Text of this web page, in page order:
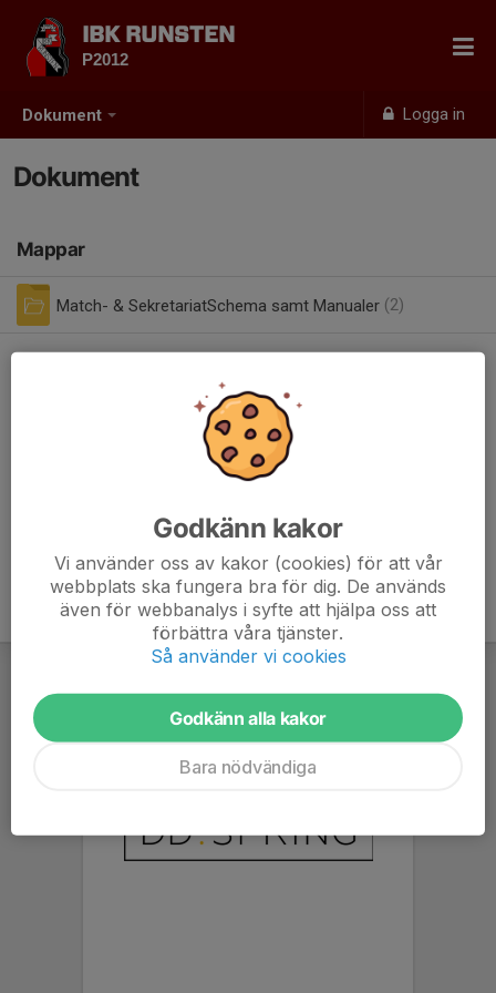
Dokument Logga in
IBK RUNSTEN
P2012
Dokument
Mappar
Match- & SekretariatSchema samt Manualer (2)
Godkänn kakor
Vi använder oss av kakor (cookies) för att vår
webbplats ska fungera bra för dig. De används
även för webbanalys i syfte att hjälpa oss att
förbättra våra tjänster.
Så använder vi cookies
Godkänn alla kakor
Bara nödvändiga